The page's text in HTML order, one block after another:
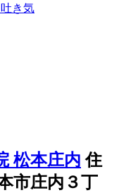
き気
住
市庄内３丁